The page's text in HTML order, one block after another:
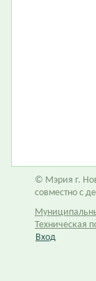
© Мэрия г.
совместно с
Техническая
Вход